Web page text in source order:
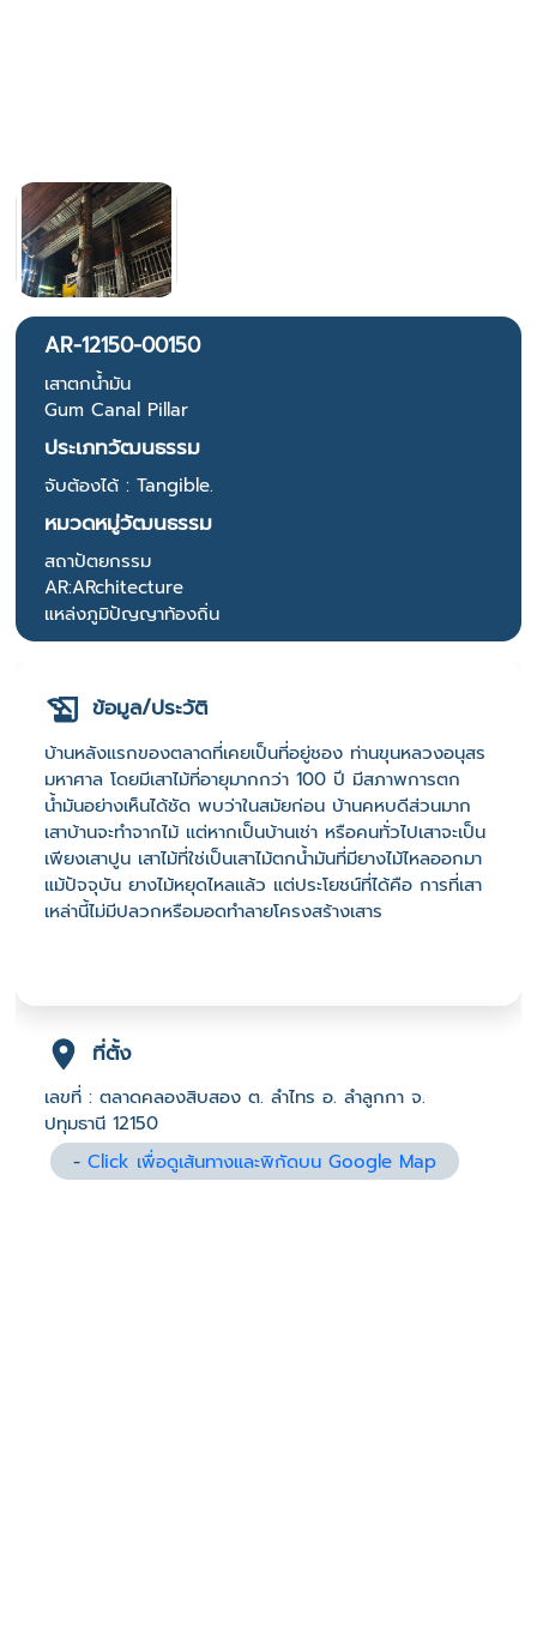
AR-12150-00150
เสาตกน้ำมัน
Gum Canal Pillar
ประเภทวัฒนธรรม
จับต้องได้ : Tangible.
หมวดหมู่วัฒนธรรม
สถาปัตยกรรม
AR:ARchitecture
แหล่งภูมิปัญญาท้องถิ่น
ข้อมูล/ประวัติ
บ้านหลังแรกของตลาดที่เคยเป็นที่อยู่ชอง ท่านขุนหลวงอนุสร
มหาศาล โดยมีเสาไม้ที่อายุมากกว่า 100 ปี มีสภาพการตก
น้ำมันอย่างเห็นได้ชัด พบว่าในสมัยก่อน บ้านคหบดีส่วนมาก
เสาบ้านจะทำจากไม้ แต่หากเป็นบ้านเช่า หรือคนทั่วไปเสาจะเป็น
เพียงเสาปูน เสาไม้ที่ใช่เป็นเสาไม้ตกน้ำมันที่มียางไม้ไหลออกมา
แม้ปัจจุบัน ยางไม้หยุดไหลแล้ว แต่ประโยชน์ที่ได้คือ การที่เสา
เหล่านี้ไม่มีปลวกหรือมอดทำลายโครงสร้างเสาร
ที่ตั้ง
เลขที่ : ตลาดคลองสิบสอง ต. ลำไทร อ. ลำลูกกา จ.
ปทุมธานี 12150
-Click เพื่อดูเส้นทางและพิกัดบน Google Map